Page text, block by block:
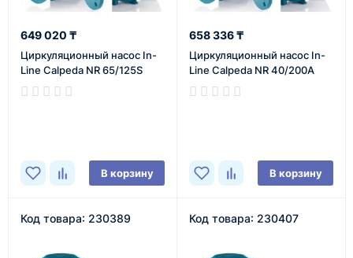
649 020 ₸
Циркуляционный насос In-
Line Calpeda NR 65/125S
В корзину
658 336 ₸
Циркуляционный насос In-
Line Calpeda NR 40/200A
В корзину
Код товара: 230389 Код товара: 230407